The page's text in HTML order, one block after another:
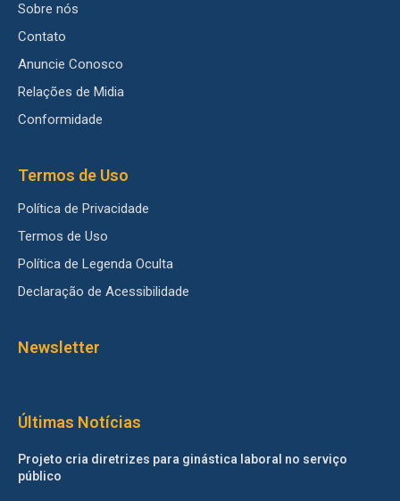
Sobre nós
Contato
Anuncie Conosco
Relações de Midia
Conformidade
Termos de Uso
Política de Privacidade
Termos de Uso
Política de Legenda Oculta
Declaração de Acessibilidade
Newsletter
Últimas Notícias
Projeto cria diretrizes para ginástica laboral no serviço
público